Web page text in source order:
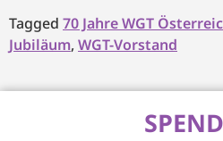
Tagged 70 Jahre WGT
Jubiläum, WGT-Vorstand